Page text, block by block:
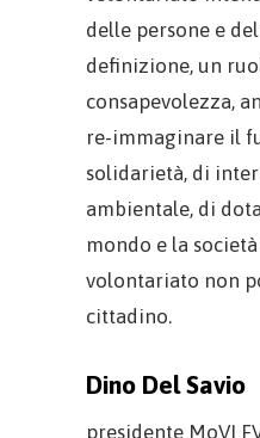
delle persone e
definizione, un
consapevolezza,
re-immaginare il
solidarietà, di
ambientale, di
mondo e la
volontariato non
cittadino.
Dino Del Savio
presidente MoVI